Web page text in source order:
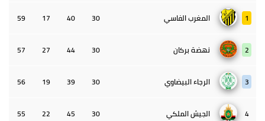
1 المغرب الفاسي 30
40
17
59
2 نهضة بركان 30
44
27
57
3 الرجاء البيضاوي 30
39
19
56
4 الجيش الملكي 30
45
22
55